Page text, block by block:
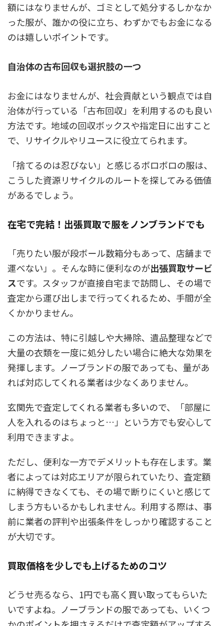
額にはなりませんが、ゴミとして処分するしかなか
った服が、誰かの役に立ち、わずかでもお金になる
のは嬉しいポイントです。
自治体の古布回収も選択肢の一つ
お金にはなりませんが、社会貢献という観点では自
治体が行っている「古布回収」を利用するのも良い
方法です。地域の回収ボックスや指定日に出すこと
で、リサイクルやリユースに役立てられます。
「捨てるのは忍びない」と感じるボロボロの服は、
こうした資源リサイクルのルートを探してみる価値
があるでしょう。
在宅で完結！出張買取で服をノンブランドでも
「売りたい服が段ボール数箱分もあって、店舗まで
運べない」。そんな時に便利なのが出張買取サービ
スです。スタッフが直接自宅まで訪問し、その場で
査定から運び出しまで行ってくれるため、手間が全
くかかりません。
この方法は、特に引越しや大掃除、遺品整理などで
大量の衣類を一度に処分したい場合に絶大な効果を
発揮します。ノーブランドの服であっても、量があ
れば対応してくれる業者は少なくありません。
玄関先で査定してくれる業者も多いので、「部屋に
人を入れるのはちょっと…」という方でも安心して
利用できますよ。
ただし、便利な一方でデメリットも存在します。業
者によっては対応エリアが限られていたり、査定額
に納得できなくても、その場で断りにくいと感じて
しまう方もいるかもしれません。利用する際は、事
前に業者の評判や出張条件をしっかり確認すること
が大切です。
買取価格を少しでも上げるためのコツ
どうせ売るなら、1円でも高く買い取ってもらいた
いですよね。ノーブランドの服であっても、いくつ